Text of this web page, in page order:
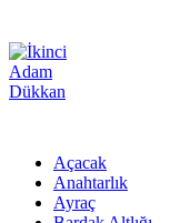
Açacak
Anahtarlık
Ayraç